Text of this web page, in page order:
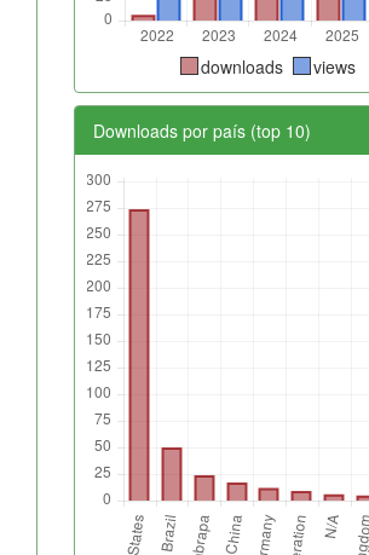
downloads views
Downloads por país (top 10)